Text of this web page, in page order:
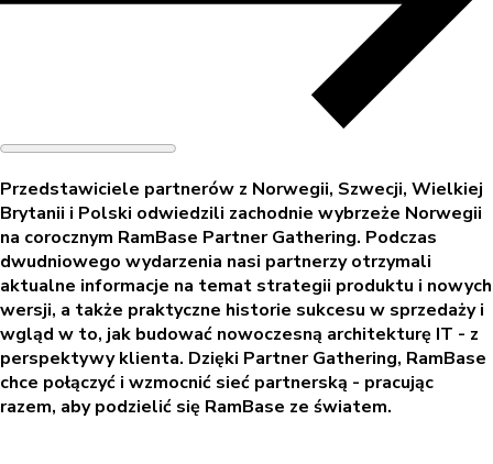
Przedstawiciele partnerów z Norwegii, Szwecji, Wielkiej
Brytanii i Polski odwiedzili zachodnie wybrzeże Norwegii
na corocznym RamBase Partner Gathering. Podczas
dwudniowego wydarzenia nasi partnerzy otrzymali
aktualne informacje na temat strategii produktu i nowych
wersji, a także praktyczne historie sukcesu w sprzedaży i
wgląd w to, jak budować nowoczesną architekturę IT - z
perspektywy klienta. Dzięki Partner Gathering, RamBase
chce połączyć i wzmocnić sieć partnerską - pracując
razem, aby podzielić się RamBase ze światem.